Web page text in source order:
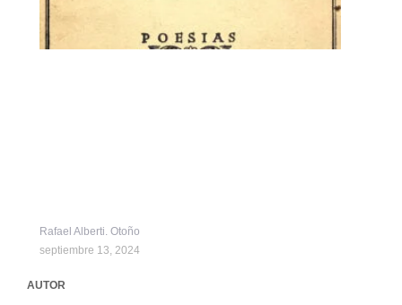
Rafael Alberti. Otoño
septiembre 13, 2024
AUTOR